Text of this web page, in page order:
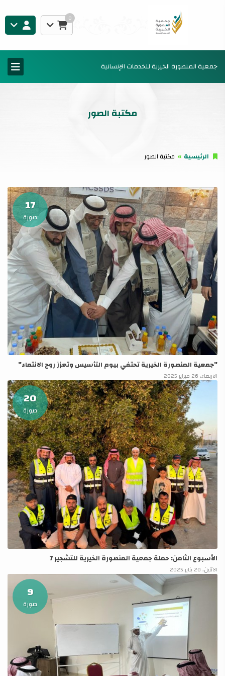
0
جمعية المنصورة الخيرية للخدمات الإنسانية
مكتبة الصور
الرئيسية مكتبة الصور
17
صورة
"جمعية المنصورة الخيرية تحتفي بيوم التأسيس وتعزز روح الانتماء"
الاربعاء، 26 فبراير 2025
20
صورة
الأسبوع الثامن: حملة جمعية المنصورة الخيرية للتشجير 7
الاثنين، 20 يناير 2025
9
صورة